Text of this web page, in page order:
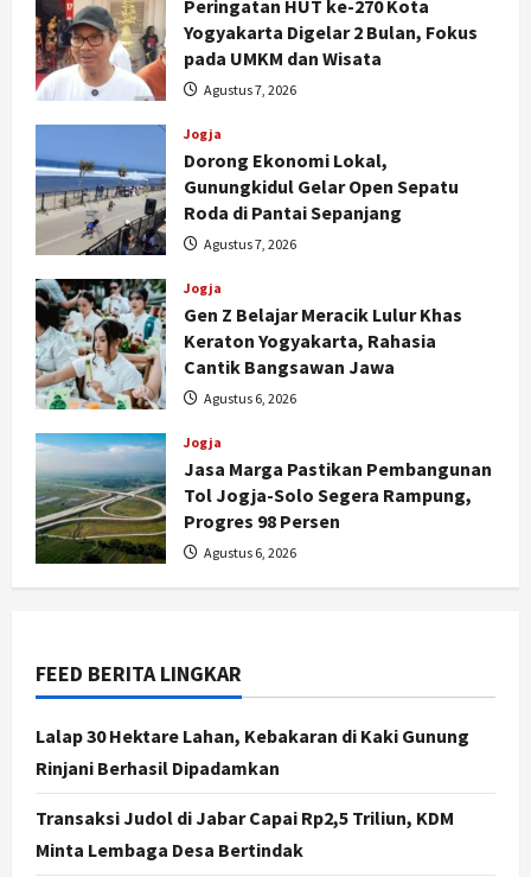
Peringatan HUT ke-270 Kota
Yogyakarta Digelar 2 Bulan, Fokus
pada UMKM dan Wisata
Agustus 7, 2026
Jogja
Dorong Ekonomi Lokal,
Gunungkidul Gelar Open Sepatu
Roda di Pantai Sepanjang
Agustus 7, 2026
Jogja
Gen Z Belajar Meracik Lulur Khas
Keraton Yogyakarta, Rahasia
Cantik Bangsawan Jawa
Agustus 6, 2026
Jogja
Jasa Marga Pastikan Pembangunan
Tol Jogja-Solo Segera Rampung,
Progres 98 Persen
Agustus 6, 2026
FEED BERITA LINGKAR
Lalap 30 Hektare Lahan, Kebakaran di Kaki Gunung
Rinjani Berhasil Dipadamkan
Transaksi Judol di Jabar Capai Rp2,5 Triliun, KDM
Minta Lembaga Desa Bertindak
2
Jogja
Serapan Danais Bantul Capai 60
Persen, Pengadaan Gamelan Rp1,5
Jogja
Kapanewon Pajangan Rampungkan
Verifikasi Indeks Desa 2026, 3
4
Hari Jadi Pati ke-703 Jadi
Badrudin
Agustus 8, 2026
Jogja
Yogyakarta Digelar 2 Bulan, Fokus